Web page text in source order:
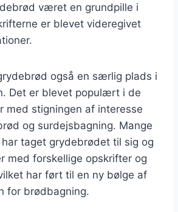
været en grundpille i
er blevet videregivet
også en særlig plads i
Det er blevet populært i de
med stigningen af interesse
og surdejsbagning. Mange
taget grydebrødet til sig og
med forskellige opskrifter og
har ført til en ny bølge af
for brødbagning.